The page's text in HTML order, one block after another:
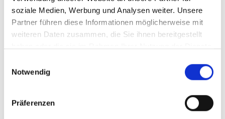
soziale Medien, Werbung und Analysen weiter. Unsere
Partner führen diese Informationen möglicherweise mit
weiteren Daten zusammen, die Sie ihnen bereitgestellt
Notwendig
Präferenzen